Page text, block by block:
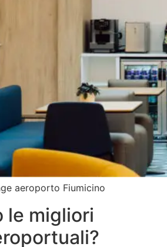
aeroporto Fiumicino
le migliori